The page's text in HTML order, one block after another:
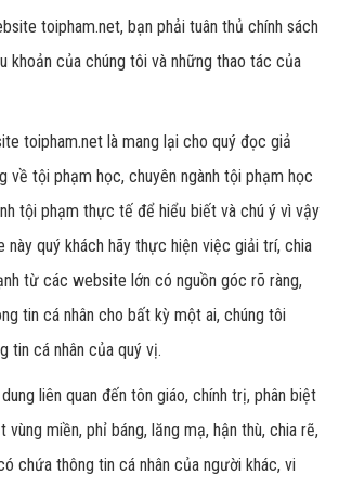
toipham.net, bạn phải tuân thủ chính sách
khoản của chúng tôi và những thao tác của
toipham.net là mang lại cho quý đọc giả
về tội phạm học, chuyên ngành tội phạm học
tội phạm thực tế để hiểu biết và chú ý vì vậy
này quý khách hãy thực hiện việc giải trí, chia
từ các website lớn có nguồn góc rõ ràng,
tin cá nhân cho bất kỳ một ai, chúng tôi
tin cá nhân của quý vị.
liên quan đến tôn giáo, chính trị, phân biệt
vùng miền, phỉ báng, lăng mạ, hận thù, chia rẽ,
chứa thông tin cá nhân của người khác, vi